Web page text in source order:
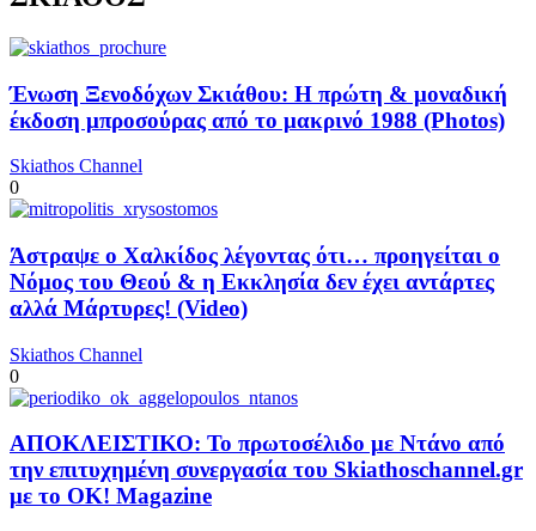
Ένωση Ξενοδόχων Σκιάθου: Η πρώτη & μοναδική
έκδοση μπροσούρας από το μακρινό 1988 (Photos)
Skiathos Channel
0
Άστραψε ο Χαλκίδος λέγοντας ότι… προηγείται ο
Νόμος του Θεού & η Εκκλησία δεν έχει αντάρτες
αλλά Μάρτυρες! (Video)
Skiathos Channel
0
ΑΠΟΚΛΕΙΣΤΙΚΟ: Το πρωτοσέλιδο με Ντάνο από
την επιτυχημένη συνεργασία του Skiathoschannel.gr
με το OK! Magazine